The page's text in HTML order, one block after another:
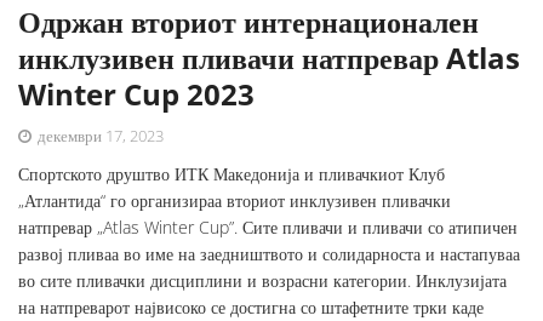
Одржан вториот интернационален
инклузивен пливачи натпревар Atlas
Winter Cup 2023
декември 17, 2023
Спортското друштво ИТК Македонија и пливачкиот Клуб
„Атлантида“ го организираа вториот инклузивен пливачки
натпревар „Atlas Winter Cup”. Сите пливачи и пливачи со атипичен
развој пливаа во име на заедништвото и солидарноста и настапуваа
во сите пливачки дисциплини и возрасни категории. Инклузијата
на натпреварот највисоко се достигна со штафетните трки каде